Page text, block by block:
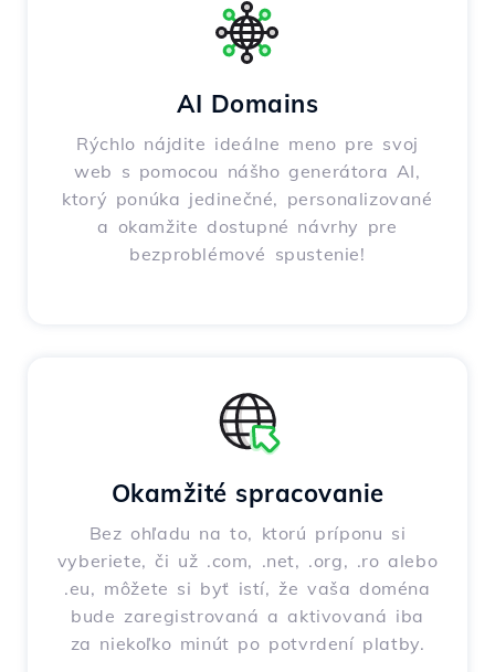
AI Domains
Rýchlo nájdite ideálne meno pre svoj
web s pomocou nášho generátora AI,
ktorý ponúka jedinečné, personalizované
a okamžite dostupné návrhy pre
bezproblémové spustenie!
Okamžité spracovanie
Bez ohľadu na to, ktorú príponu si
vyberiete, či už .com, .net, .org, .ro alebo
.eu, môžete si byť istí, že vaša doména
bude zaregistrovaná a aktivovaná iba
za niekoľko minút po potvrdení platby.